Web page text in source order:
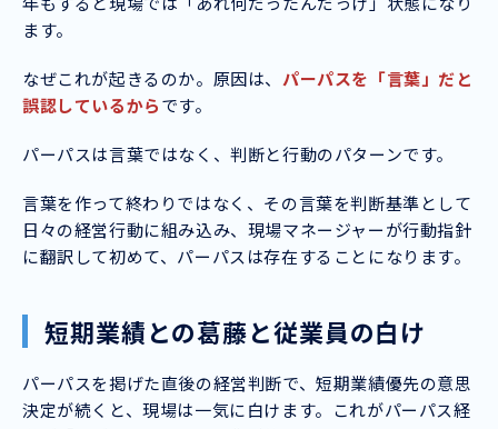
ます。
なぜこれが起きるのか。原因は、 パーパスを「言葉」だと
誤認しているからです。
パーパスは言葉ではなく、判断と行動のパターンです。
言葉を作って終わりではなく、その言葉を判断基準として
日々の経営行動に組み込み、現場マネージャーが行動指針
に翻訳して初めて、パーパスは存在することになります。
短期業績との葛藤と従業員の白け
パーパスを掲げた直後の経営判断で、短期業績優先の意思
決定が続くと、現場は一気に白けます。これがパーパス経